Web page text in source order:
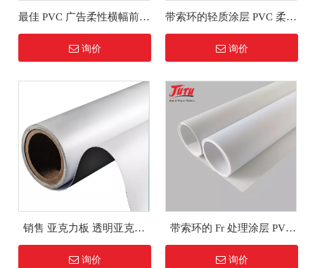
最佳 PVC 广告柔性横幅前照
式背光 440Gsm 户外广告材
料印刷柔性横幅卷
询价
带索环的轻质涂层 PVC 柔性
横幅
询价
销售 亚克力板 透明亚克力
板 3mm
询价
带索环的 Fr 处理涂层 PVC
柔性横幅
询价